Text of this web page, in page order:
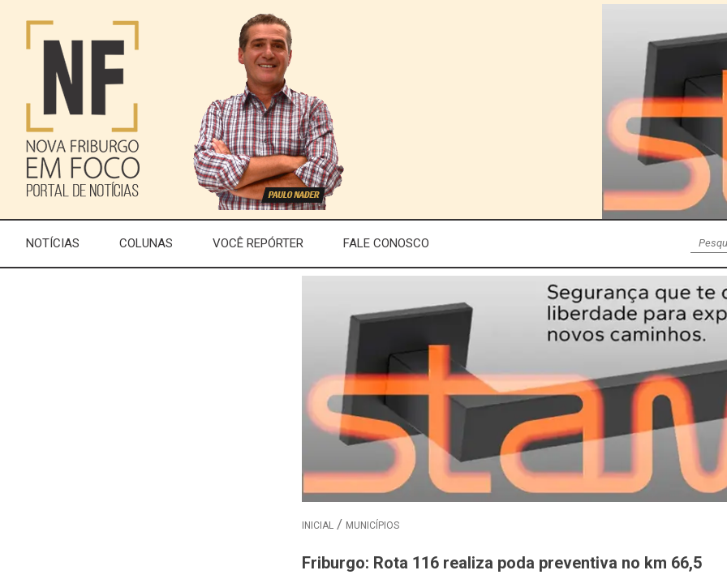
NOTÍCIAS COLUNAS VOCÊ REPÓRTER FALE CONOSCO
INICIAL MUNICÍPIOS
Friburgo: Rota 116 realiza poda preventiva no km 66,5